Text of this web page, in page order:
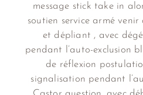
message stick take in
soutien service armé
et dépliant , avec
pendant l’auto-exclusion
de réflexion
signalisation pendant